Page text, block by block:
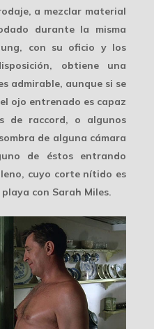
a mezclar material
durante la misma
con su oficio y los
obtiene una
admirable, aunque si se
ojo entrenado es capaz
de raccord, o algunos
de alguna cámara
de éstos entrando
, cuyo corte nítido es
con Sarah Miles.